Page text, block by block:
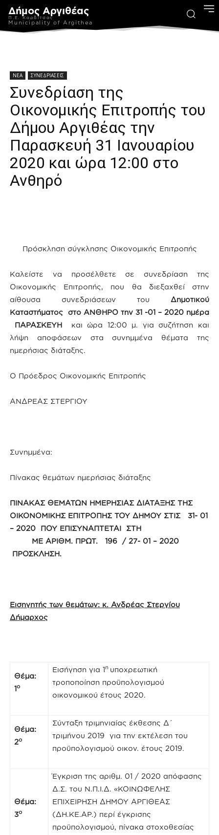
Δήμος Αργιθέας
Π.Ε. Καρδίτσας
Municipality of Argithea
ΝΕΑ ΣΥΝΕΔΡΙΑΣΕΙΣ
Συνεδρίαση της
Οικονομικής Επιτροπής του
Δήμου Αργιθέας την
Παρασκευή 31 Ιανουαρίου
2020 και ώρα 12:00 στο
Ανθηρό
Πρόσκληση σύγκλησης Οικονομικής Επιτροπής
Καλείστε να προσέλθετε σε συνεδρίαση της
Οικονομικής Επιτροπής, που θα διεξαχθεί στην
αίθουσα συνεδριάσεων του Δημοτικού
Καταστήματος στο ΑΝΘΗΡΟ την 31 -01 – 2020 ημέρα
ΠΑΡΑΣΚΕΥΗ και ώρα 12:00 μ. για συζήτηση και
λήψη αποφάσεων στα συνημμένα θέματα της
ημερήσιας διάταξης.
Ο Πρόεδρος Οικονομικής Επιτροπής
ΑΝΔΡΕΑΣ ΣΤΕΡΓΙΟΥ
Συνημμένα:
Πίνακας θεμάτων ημερήσιας διάταξης
ΠΙΝΑΚΑΣ ΘΕΜΑΤΩΝ ΗΜΕΡΗΣΙΑΣ ΔΙΑΤΑΞΗΣ ΤΗΣ
ΟΙΚΟΝΟΜΙΚΗΣ ΕΠΙΤΡΟΠΗΣ ΤΟΥ ΔΗΜΟΥ ΣΤΙΣ 31- 01
– 2020 ΠΟΥ ΕΠΙΣΥΝΑΠΤΕΤΑΙ ΣΤΗ
ΜΕ ΑΡΙΘΜ. ΠΡΩΤ. 196 / 27- 01 – 2020
ΠΡΟΣΚΛΗΣΗ.
Εισηγητής των θεμάτων: κ. Ανδρέας Στεργίου
Δήμαρχος
Θέμα:
1ο
Εισήγηση για 1η υποχρεωτική
τροποποίηση προϋπολογισμού
οικονομικού έτους 2020.
Θέμα:
2ο
Σύνταξη τριμηνιαίας έκθεσης Δ΄
τριμήνου 2019 για την εκτέλεση του
προϋπολογισμού οικον. έτους 2019.
Θέμα:
3ο
Έγκριση της αριθμ. 01 / 2020 απόφασης
Δ.Σ. του Ν.Π.Ι.Δ. «ΚΟΙΝΩΦΕΛΗΣ
ΕΠΙΧΕΙΡΗΣΗ ΔΗΜΟΥ ΑΡΓΙΘΕΑΣ
(ΔΗ.ΚΕ.ΑΡ.) περί έγκρισης
προϋπολογισμού, πίνακα στοχοθεσίας